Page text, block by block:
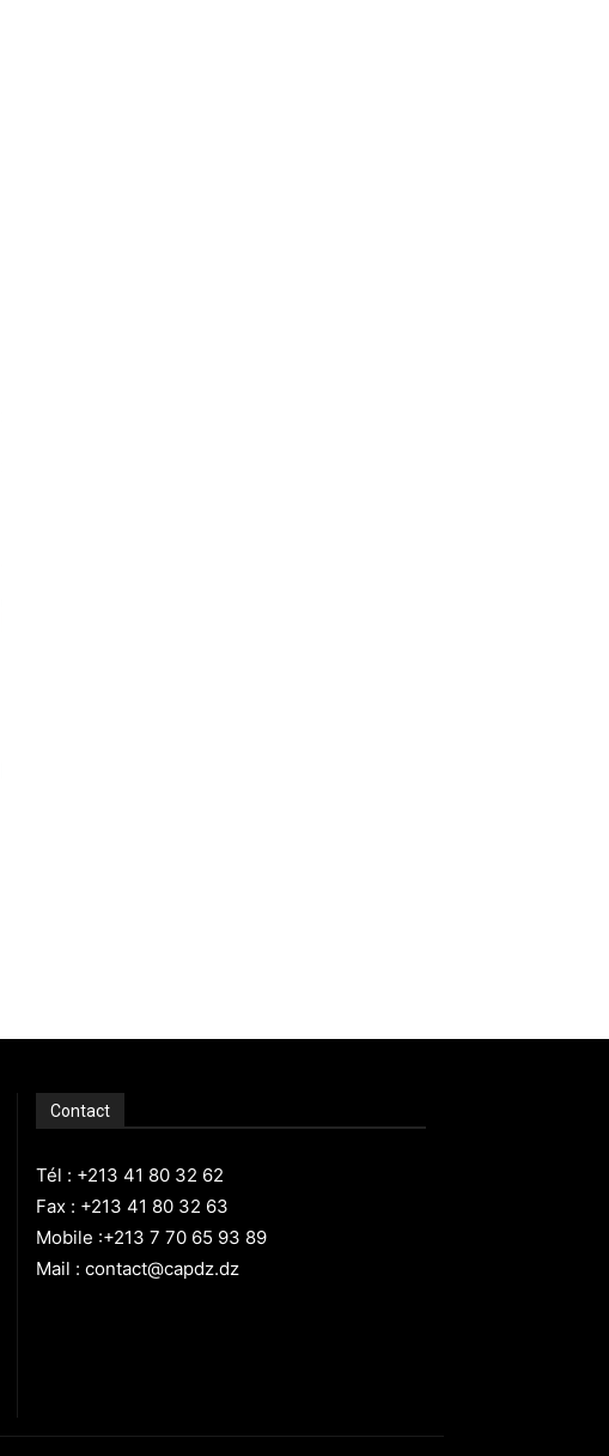
Contact
Tél : +213 41 80 32 62
Fax : +213 41 80 32 63
Mobile :+213 7 70 65 93 89
Mail : contact@capdz.dz